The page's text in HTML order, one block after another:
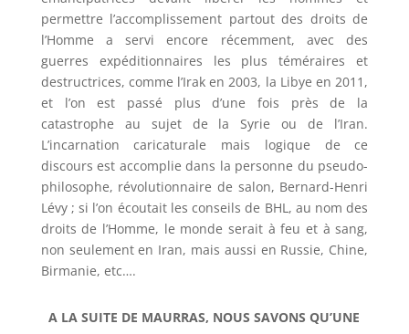
permettre l’accomplissement partout des droits de
l’Homme a servi encore récemment, avec des
guerres expéditionnaires les plus téméraires et
destructrices, comme l’Irak en 2003, la Libye en 2011,
et l’on est passé plus d’une fois près de la
catastrophe au sujet de la Syrie ou de l’Iran.
L’incarnation caricaturale mais logique de ce
discours est accomplie dans la personne du pseudo-
philosophe, révolutionnaire de salon, Bernard-Henri
Lévy ; si l’on écoutait les conseils de BHL, au nom des
droits de l’Homme, le monde serait à feu et à sang,
non seulement en Iran, mais aussi en Russie, Chine,
Birmanie, etc….
A LA SUITE DE MAURRAS, NOUS SAVONS QU’UNE